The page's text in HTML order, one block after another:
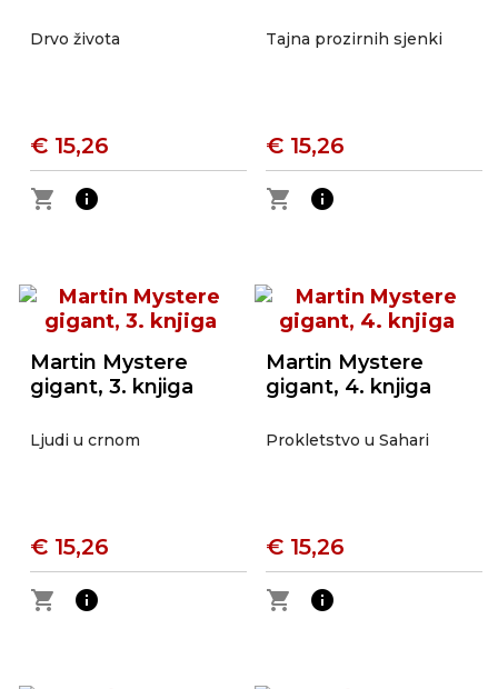
Drvo života
€ 15,26
shopping_cart
info
Tajna prozirnih sjenki
€ 15,26
shopping_cart
info
Martin Mystere
gigant, 3. knjiga
Ljudi u crnom
€ 15,26
shopping_cart
info
Martin Mystere
gigant, 4. knjiga
Prokletstvo u Sahari
€ 15,26
shopping_cart
info